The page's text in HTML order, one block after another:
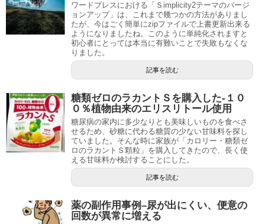
ワードプレスにおける「Ｓimplicity2テーマのバージ
ョンアップ」は、これまで幾つかの方法がありまし
たが、今はごく簡単にzipファイルで上書更新出来る
ようになりましたね。このように単純化されますと
初心者にとっては本当に有難いことで失敗もなくな
りました。
記事を読む
糖類ゼロのラカントＳを購入した-１０
０％植物由来のエリスリトール使用
糖尿病の家内に多少なりとも美味しいものを食べさ
せるため、砂糖に代わる糖質の少ない甘味料を探し
ていました。そんな時に家族が「カロリー・糖類ゼ
ロのラカントＳ顆粒」を購入してきたので、長く使
える甘味料か検討することにした。
記事を読む
薬の副作用事例–尿が出にくい、便意の
回数が異常に増える